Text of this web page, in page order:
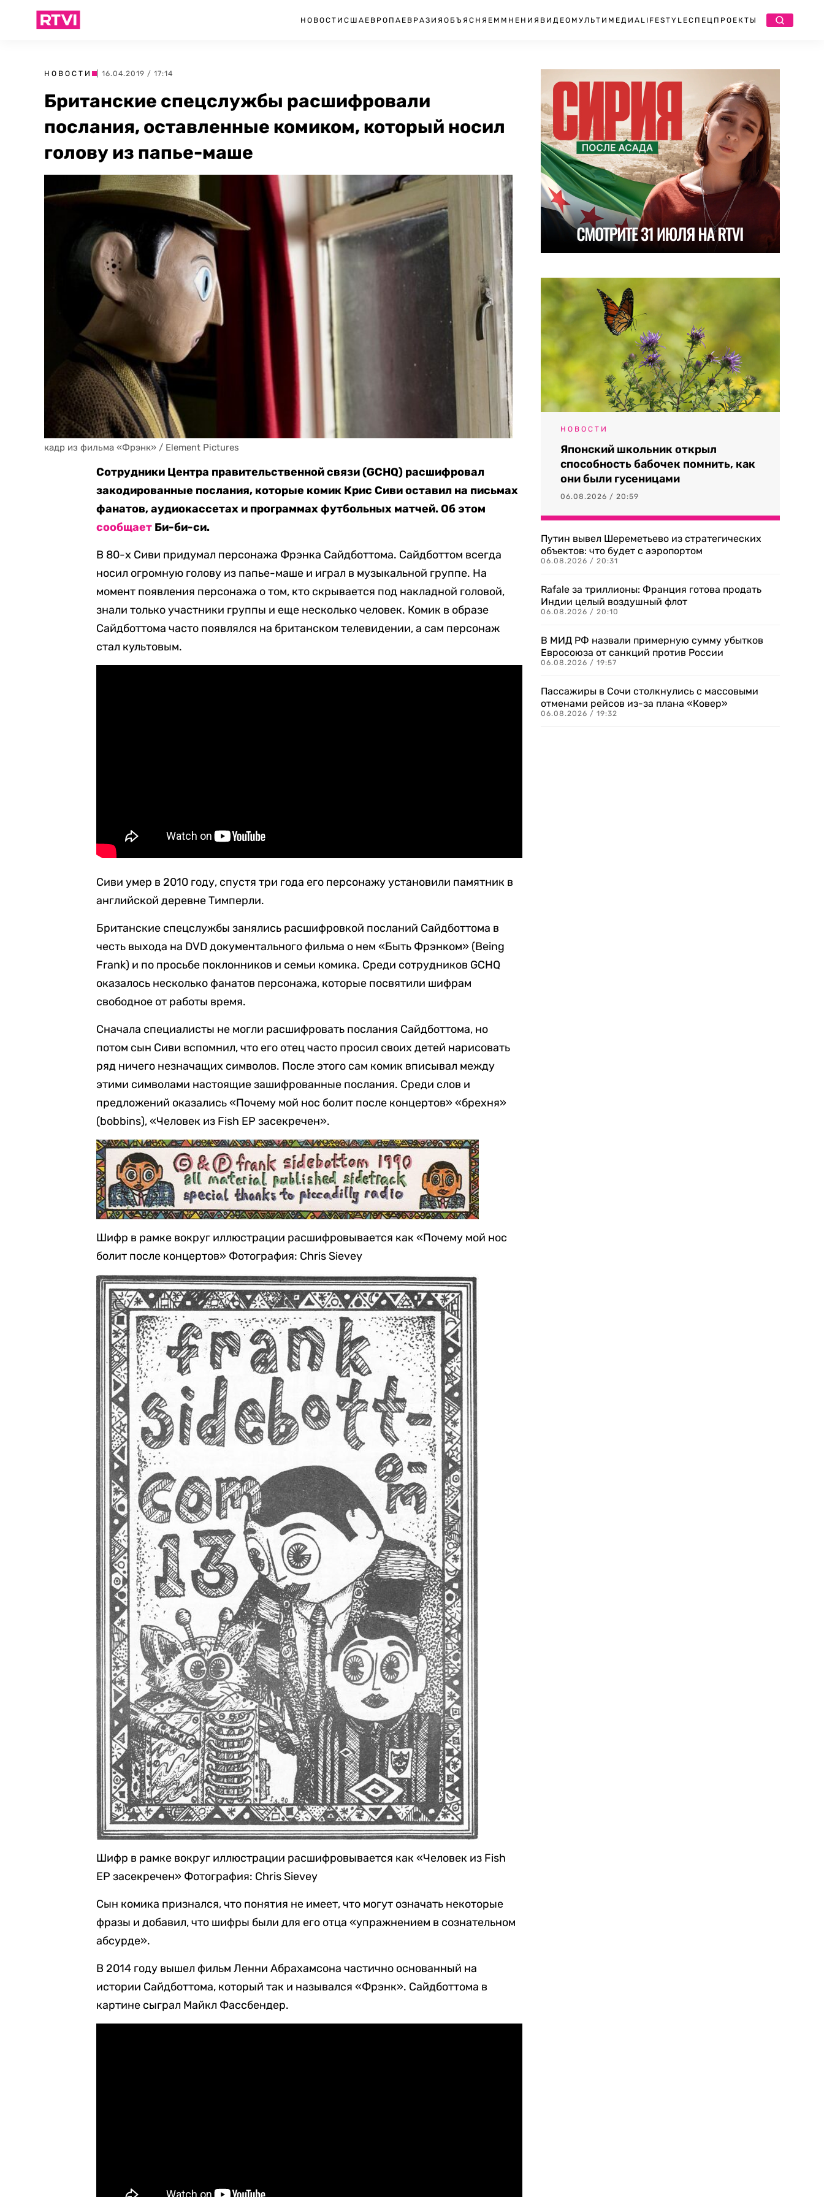
НОВОСТИ США ЕВРОПА ЕВРАЗИЯ ОБЪЯСНЯЕМ МНЕНИЯ ВИДЕО МУЛЬТИМЕДИА LIFESTYLEСПЕЦПРОЕКТЫ
НОВОСТИ | 16.04.2019 / 17:14
Британские спецслужбы расшифровали
послания, оставленные комиком, который носил
голову из папье-маше
кадр из фильма «Фрэнк» / Element Pictures
Сотрудники Центра правительственной связи (GCHQ) расшифровал
закодированные послания, которые комик Крис Сиви оставил на письмах
фанатов, аудиокассетах и программах футбольных матчей. Об этом
сообщает Би-би-си.
В 80-х Сиви придумал персонажа Фрэнка Сайдботтома. Сайдботтом всегда
носил огромную голову из папье-маше и играл в музыкальной группе. На
момент появления персонажа о том, кто скрывается под накладной головой,
знали только участники группы и еще несколько человек. Комик в образе
Сайдботтома часто появлялся на британском телевидении, а сам персонаж
стал культовым.
Сиви умер в 2010 году, спустя три года его персонажу установили памятник в
английской деревне Тимперли.
Британские спецслужбы занялись расшифровкой посланий Сайдботтома в
честь выхода на DVD документального фильма о нем «Быть Фрэнком» (Being
Frank) и по просьбе поклонников и семьи комика. Среди сотрудников GCHQ
оказалось несколько фанатов персонажа, которые посвятили шифрам
свободное от работы время.
Сначала специалисты не могли расшифровать послания Сайдботтома, но
потом сын Сиви вспомнил, что его отец часто просил своих детей нарисовать
ряд ничего незначащих символов. После этого сам комик вписывал между
этими символами настоящие зашифрованные послания. Среди слов и
предложений оказались «Почему мой нос болит после концертов» «брехня»
(bobbins), «Человек из Fish EP засекречен».
Шифр в рамке вокруг иллюстрации расшифровывается как «Почему мой нос
болит после концертов» Фотография: Chris Sievey
Шифр в рамке вокруг иллюстрации расшифровывается как «Человек из Fish
EP засекречен» Фотография: Chris Sievey
Сын комика признался, что понятия не имеет, что могут означать некоторые
фразы и добавил, что шифры были для его отца «упражнением в сознательном
абсурде».
В 2014 году вышел фильм Ленни Абрахамсона частично основанный на
истории Сайдботтома, который так и назывался «Фрэнк». Сайдботтома в
картине сыграл Майкл Фассбендер.
НОВОСТИ
Японский школьник открыл
способность бабочек помнить, как
они были гусеницами
06.08.2026 / 20:59
Путин вывел Шереметьево из стратегических
объектов: что будет с аэропортом
06.08.2026 / 20:31
Rafale за триллионы: Франция готова продать
Индии целый воздушный флот
06.08.2026 / 20:10
В МИД РФ назвали примерную сумму убытков
Евросоюза от санкций против России
06.08.2026 / 19:57
Пассажиры в Сочи столкнулись с массовыми
отменами рейсов из-за плана «Ковер»
06.08.2026 / 19:32